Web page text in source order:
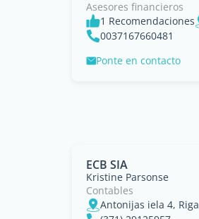
Asesores financieros
1 Recomendaciones
0037167660481
Ponte en contacto
ECB SIA
Kristine Parsonse
Contables
Antonijas iela 4, Riga